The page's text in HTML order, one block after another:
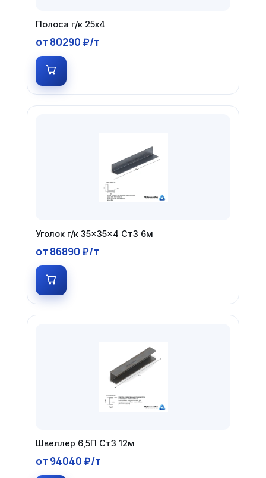
Полоса г/к 25х4
от 80290 ₽/т
Уголок г/к 35×35×4 Ст3 6м
от 86890 ₽/т
Швеллер 6,5П Ст3 12м
от 94040 ₽/т